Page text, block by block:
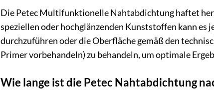
Die Petec Multifunktionelle Nahtabdichtung haftet
speziellen oder hochglänzenden Kunststoffen kann
durchzuführen oder die Oberfläche gemäß den
Primer vorbehandeln) zu behandeln, um optimale
Wie lange ist die Petec Nahtabdichtung